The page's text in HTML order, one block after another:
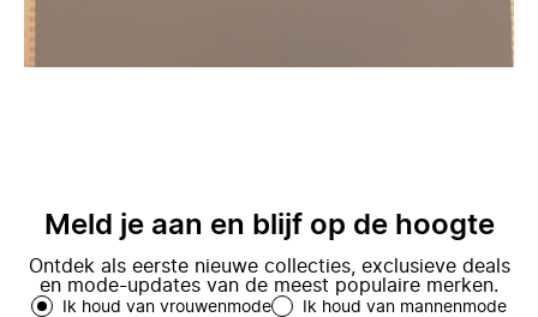
Meld je aan en blijf op de hoogte
Ontdek als eerste nieuwe collecties, exclusieve deals
en mode-updates van de meest populaire merken.
Ik houd van vrouwenmode Ik houd van mannenmode